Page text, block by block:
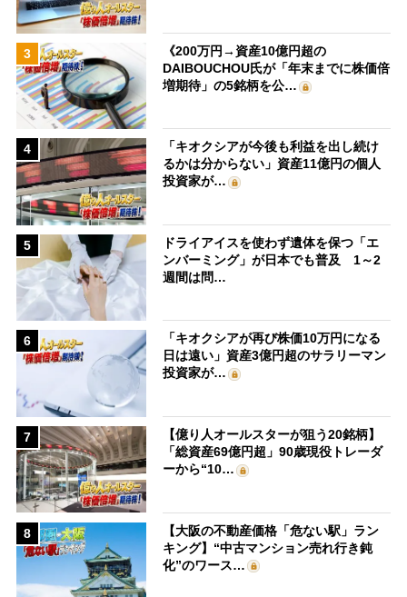
3
《200万円→資産10億円超の
DAIBOUCHOU氏が「年末までに株価倍
増期待」の5銘柄を公…
4
「キオクシアが今後も利益を出し続け
るかは分からない」資産11億円の個人
投資家が…
5
ドライアイスを使わず遺体を保つ「エ
ンバーミング」が日本でも普及 1～2
週間は問…
6
「キオクシアが再び株価10万円になる
日は遠い」資産3億円超のサラリーマン
投資家が…
7
【億り人オールスターが狙う20銘柄】
「総資産69億円超」90歳現役トレーダ
ーから“10…
8
【大阪の不動産価格「危ない駅」ラン
キング】“中古マンション売れ行き鈍
化”のワース…